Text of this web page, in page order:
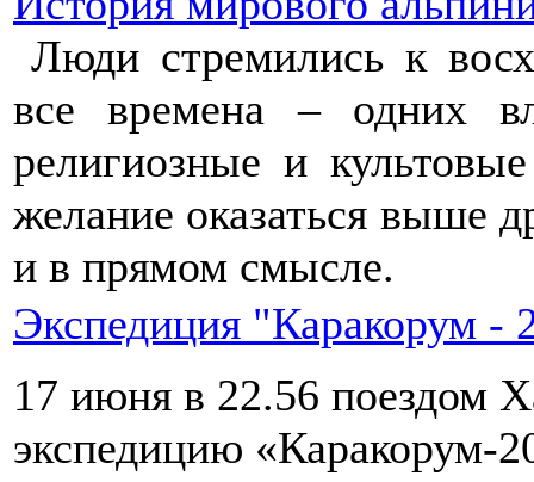
Люди стремились к
все времена – одних
религиозные и
желание оказаться выше
и в прямом смысле.
Экспедиция "Каракорум -
17 июня в 22.56 поездом
экспедицию «Каракорум-